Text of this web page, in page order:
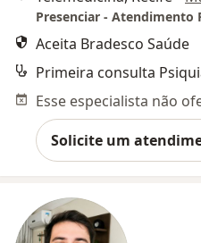
Presenciar - Atendimento
Aceita Bradesco Saúde
Primeira consulta
Solicite um